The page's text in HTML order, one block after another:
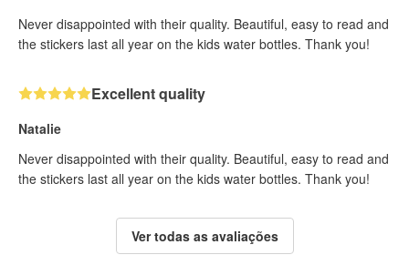
Never disappointed with their quality. Beautiful, easy to read and
the stickers last all year on the kids water bottles. Thank you!
Excellent quality
Natalie
Never disappointed with their quality. Beautiful, easy to read and
the stickers last all year on the kids water bottles. Thank you!
Ver todas as avaliações